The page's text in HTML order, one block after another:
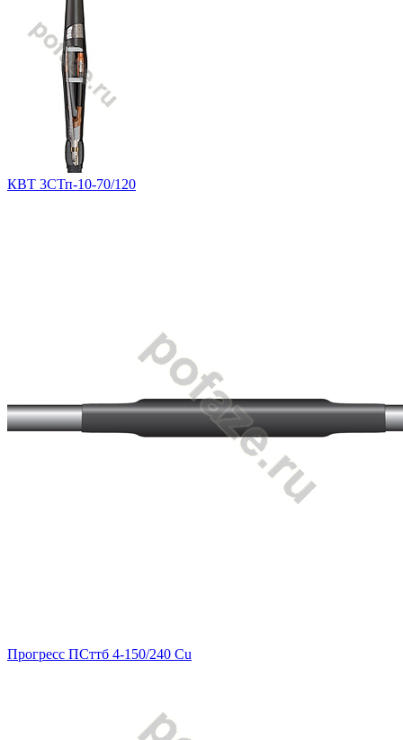
КВТ 3СТп-10-70/120
Прогресс ПСттб 4-150/240 Cu